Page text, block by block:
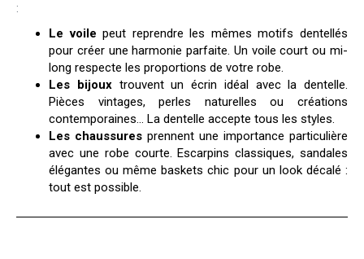
:
Le voile peut reprendre les mêmes motifs dentellés
pour créer une harmonie parfaite. Un voile court ou mi-
long respecte les proportions de votre robe.
Les bijouxtrouvent un écrin idéal avec la dentelle.
Pièces vintages, perles naturelles ou créations
contemporaines… La dentelle accepte tous les styles.
Les chaussures prennent une importance particulière
avec une robe courte. Escarpins classiques, sandales
élégantes ou même baskets chic pour un look décalé :
tout est possible.